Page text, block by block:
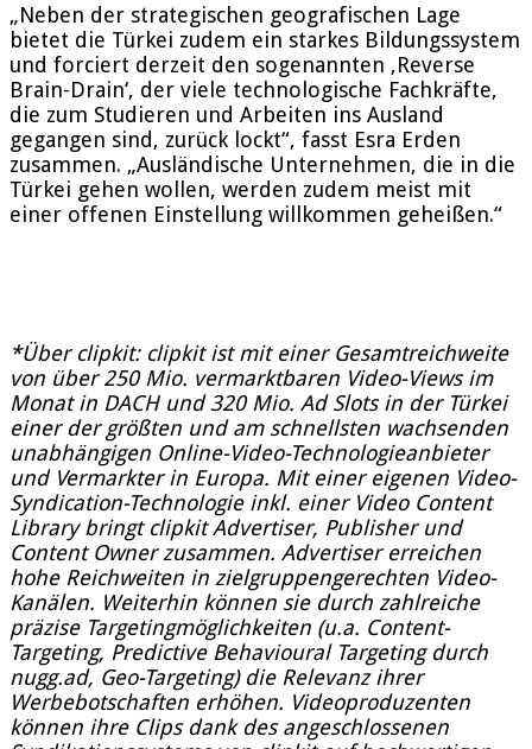
„Neben der strategischen geografischen Lage
bietet die Türkei zudem ein starkes Bildungssystem
und forciert derzeit den sogenannten ‚Reverse
Brain-Drain‘, der viele technologische Fachkräfte,
die zum Studieren und Arbeiten ins Ausland
gegangen sind, zurück lockt“, fasst Esra Erden
zusammen. „Ausländische Unternehmen, die in die
Türkei gehen wollen, werden zudem meist mit
einer offenen Einstellung willkommen geheißen.“
*Über clipkit: clipkit ist mit einer Gesamtreichweite
von über 250 Mio. vermarktbaren Video-Views im
Monat in DACH und 320 Mio. Ad Slots in der Türkei
einer der größten und am schnellsten wachsenden
unabhängigen Online-Video-Technologieanbieter
und Vermarkter in Europa. Mit einer eigenen Video-
Syndication-Technologie inkl. einer Video Content
Library bringt clipkit Advertiser, Publisher und
Content Owner zusammen. Advertiser erreichen
hohe Reichweiten in zielgruppengerechten Video-
Kanälen. Weiterhin können sie durch zahlreiche
präzise Targetingmöglichkeiten (u.a. Content-
Targeting, Predictive Behavioural Targeting durch
nugg.ad, Geo-Targeting) die Relevanz ihrer
Werbebotschaften erhöhen. Videoproduzenten
können ihre Clips dank des angeschlossenen